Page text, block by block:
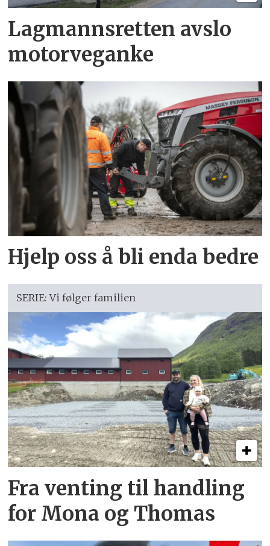
Lagmannsretten avslo
motorveganke
Hjelp oss å bli enda bedre
SERIE: Vi følger familien
Fra venting til handling
for Mona og Thomas